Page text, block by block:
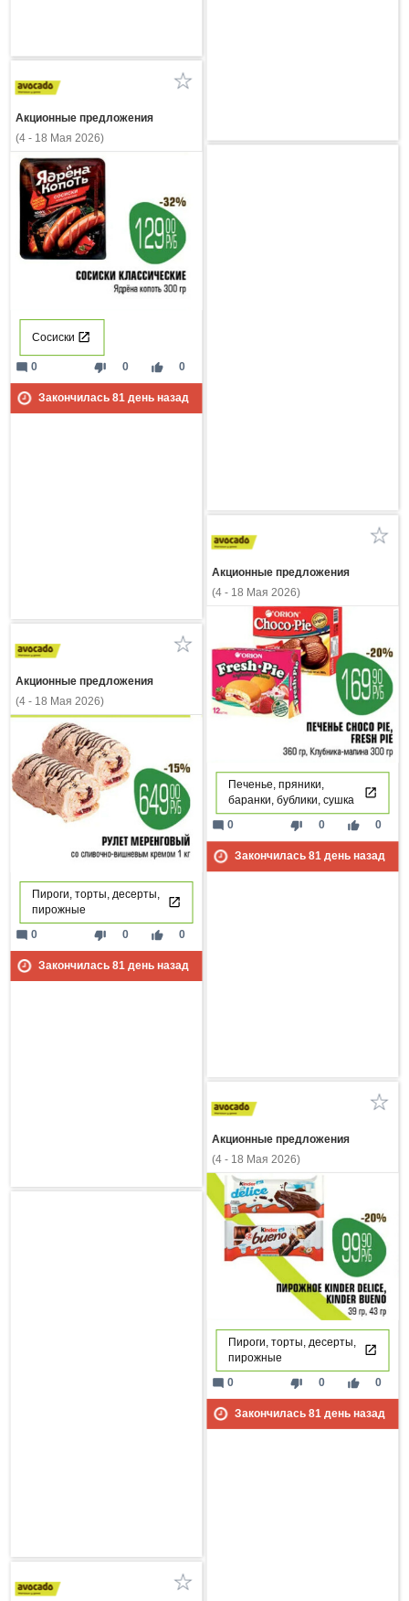
Акционные предложения
(4 - 18 Мая 2026)
Сосиски
thumb_down 0 thumb_up 0
mode_comment 0
Закончилась 81день назад
Акционные предложения
(4 - 18 Мая 2026)
Печенье, пряники,
баранки, бублики, сушка
thumb_down 0 thumb_up 0
mode_comment 0
Закончилась 81день назад
Акционные предложения
(4 - 18 Мая 2026)
Пироги, торты, десерты,
пирожные
thumb_down 0 thumb_up 0
mode_comment 0
Закончилась 81день назад
Акционные предложения
(4 - 18 Мая 2026)
Пироги, торты, десерты,
пирожные
thumb_down 0 thumb_up 0
mode_comment 0
Закончилась 81день назад